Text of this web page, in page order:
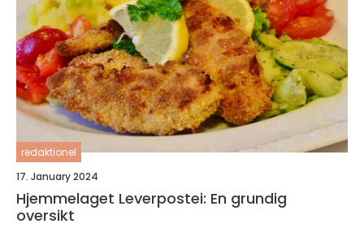
redaktionel
17. January 2024
Hjemmelaget Leverpostei: En grundig
oversikt